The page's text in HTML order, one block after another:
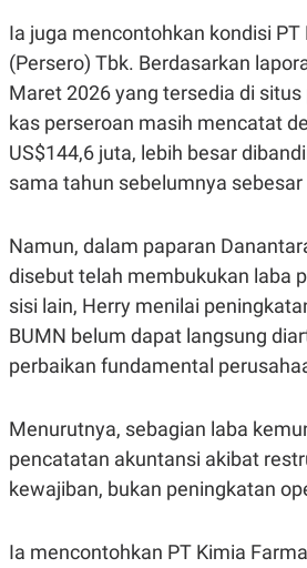
C
E
T
A
K
I
E
N
E
P
P
A
D
E
I
S
I
G
K
G
M
I
.
I
D
Ia juga mencontohkan kondisi PT
(Persero) Tbk. Berdasarkan
Maret 2026 yang tersedia di
kas perseroan masih mencatat
US$144,6 juta, lebih besar
sama tahun sebelumnya sebesar
Namun, dalam paparan
disebut telah membukukan laba
sisi lain, Herry menilai
BUMN belum dapat langsung
perbaikan fundamental
Menurutnya, sebagian laba
pencatatan akuntansi akibat
kewajiban, bukan peningkatan
Ia mencontohkan PT Kimia